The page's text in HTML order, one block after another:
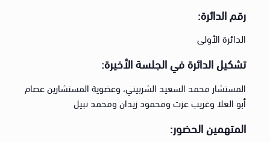
رقم الدائرة:
الدائرة الأولى
تشكيل الدائرة في الجلسة الأخيرة:
المستشار محمد السعيد الشربيني، وعضوية المستشارين عصام
أبو العلا وغريب عزت ومحمود زيدان ومحمد نبيل
المتهمين الحضور: